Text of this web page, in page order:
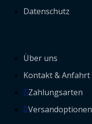
Datenschutz
Über uns
Kontakt & Anfahrt
Zahlungsarten
Versandoptionen